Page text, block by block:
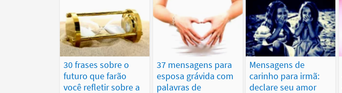
30 frases sobre o
futuro que farão
você refletir sobre a
37 mensagens para
esposa grávida com
palavras de
Mensagens de
carinho para irmã:
declare seu amor